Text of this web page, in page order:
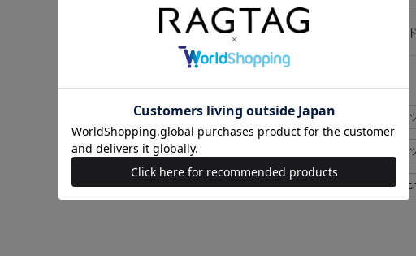
お買い物時のご利用ガイ
UGG australia シューズ>ブー
UGG australia シューズ>ブー
UGG australia レディース